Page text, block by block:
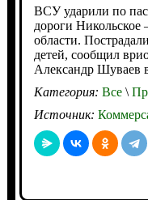
ВСУ ударили по
дороги Никольское
области.
детей, сообщил
Александр Шуваев
Категория: Все\
Источник: